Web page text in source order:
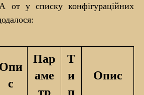
от у списку конфігураційних
Опи
с
Пар
аме
тр
Т
и
п
Опис